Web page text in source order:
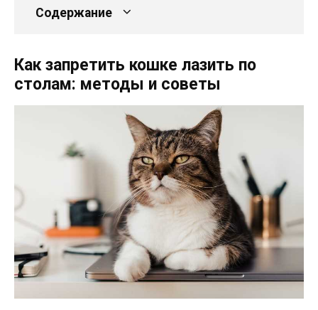
Содержание
Как запретить кошке лазить по
столам: методы и советы